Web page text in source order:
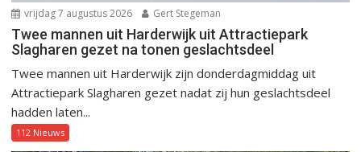
vrijdag 7 augustus 2026 Gert Stegeman
Twee mannen uit Harderwijk uit Attractiepark
Slagharen gezet na tonen geslachtsdeel
Twee mannen uit Harderwijk zijn donderdagmiddag uit
Attractiepark Slagharen gezet nadat zij hun geslachtsdeel
hadden laten...
112 Nieuws